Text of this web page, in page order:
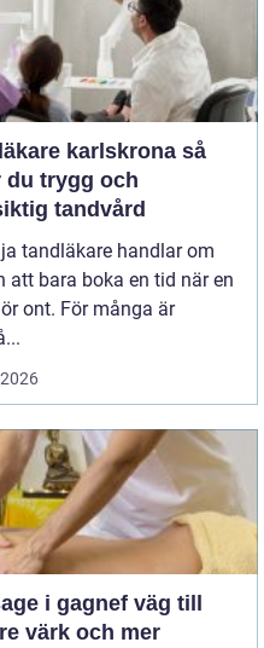
karlskrona så
du trygg och
tandvård
tandläkare handlar om
att bara boka en tid när en
ont. För många är
i gagnef väg till
värk och mer